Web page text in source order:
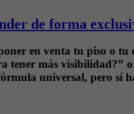
de forma
en venta tu piso o tu
tener más visibilidad?”
universal, pero sí